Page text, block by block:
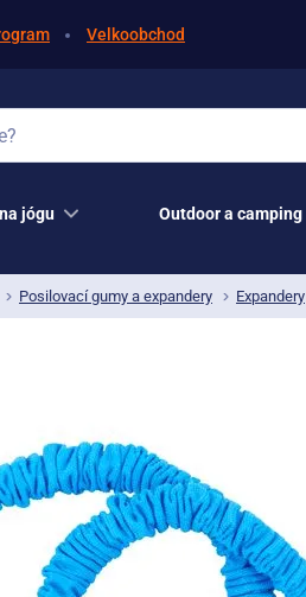
Velkoobchod
jógu Outdoor a camping
Posilovací gumy a expandery Expandery